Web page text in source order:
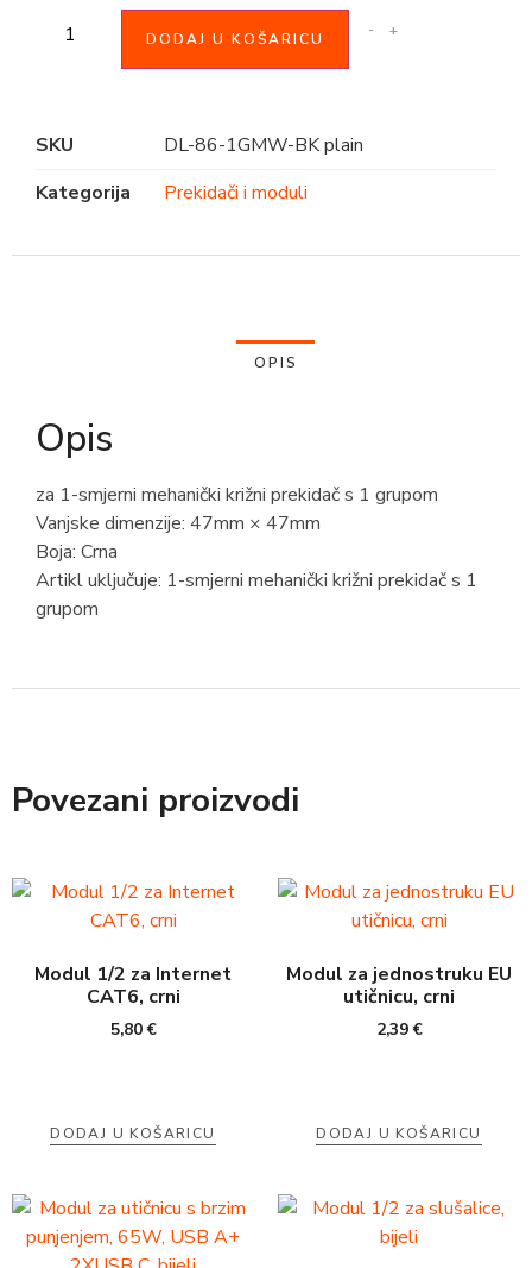
- +
DODAJ U KOŠARICU
SKU
DL-86-1GMW-BK plain
Kategorija
Prekidači i moduli
OPIS
Opis
za 1-smjerni mehanički križni prekidač s 1 grupom
Vanjske dimenzije: 47mm × 47mm
Boja: Crna
Artikl uključuje: 1-smjerni mehanički križni prekidač s 1
grupom
Povezani proizvodi
Modul 1/2 za Internet
CAT6, crni
5,80€
DODAJ U KOŠARICU
Modul za jednostruku EU
utičnicu, crni
2,39€
DODAJ U KOŠARICU